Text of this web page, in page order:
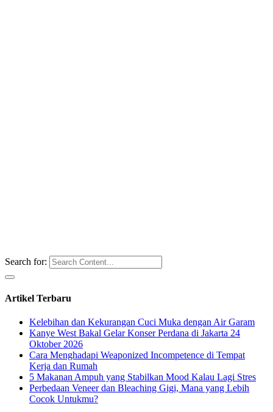
Search for:
Artikel Terbaru
Kelebihan dan Kekurangan Cuci Muka dengan Air Garam
Kanye West Bakal Gelar Konser Perdana di Jakarta 24
Oktober 2026
Cara Menghadapi Weaponized Incompetence di Tempat
Kerja dan Rumah
5 Makanan Ampuh yang Stabilkan Mood Kalau Lagi Stres
Perbedaan Veneer dan Bleaching Gigi, Mana yang Lebih
Cocok Untukmu?